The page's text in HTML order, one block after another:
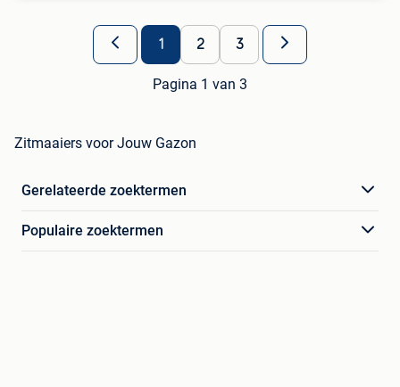
1 2 3
Pagina 1 van 3
Zitmaaiers voor Jouw Gazon
Gerelateerde zoektermen
Populaire zoektermen